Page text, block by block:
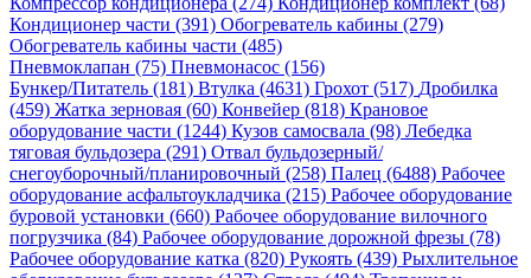
Кондиционер части (391) Обогреватель кабины (279)
Обогреватель кабины части (485)
Пневмоклапан (75) Пневмонасос (156)
Бункер/Питатель (181) Втулка (4631) Грохот (517) Дробилка
(459) Жатка зерновая (60) Конвейер (818) Крановое
оборудование части (1244) Кузов самосвала (98) Лебедка
тяговая бульдозера (291) Отвал бульдозерный/
снегоуборочный/планировочный (258) Палец (6488) Рабочее
оборудование асфальтоукладчика (215) Рабочее оборудование
буровой установки (660) Рабочее оборудование вилочного
погрузчика (84) Рабочее оборудование дорожной фрезы (78)
Рабочее оборудование катка (820) Рукоять (439) Рыхлительное